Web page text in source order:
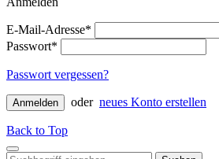
E-Mail-Adresse*
Passwort*
Passwort vergessen?
Anmelden oder neues Konto erstellen
Back to Top